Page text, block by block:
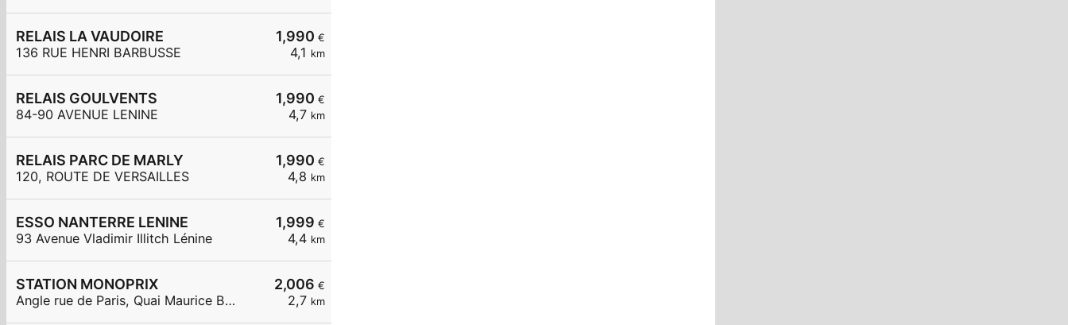
1,990 €
4,1 km
RELAIS LA VAUDOIRE
136 RUE HENRI BARBUSSE
1,990 €
4,7 km
RELAIS GOULVENTS
84-90 AVENUE LENINE
1,990 €
4,8 km
RELAIS PARC DE MARLY
120, ROUTE DE VERSAILLES
1,999 €
4,4 km
ESSO NANTERRE LENINE
93 Avenue Vladimir Illitch Lénine
2,006 €
2,7 km
STATION MONOPRIX
Angle rue de Paris, Quai Maurice Berteaux